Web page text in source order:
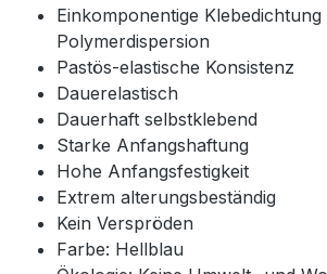
Einkomponentige
Polymerdispersion
Pastös-elastische Konsistenz
Dauerelastisch
Dauerhaft selbstklebend
Starke Anfangshaftung
Hohe Anfangsfestigkeit
Extrem alterungsbeständig
Kein Verspröden
Farbe: Hellblau